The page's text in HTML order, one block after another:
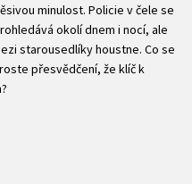
minulost. Policie v čele se
okolí dnem i nocí, ale
starousedlíky houstne. Co se
přesvědčení, že klíč k